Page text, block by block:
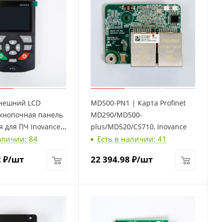
LCD
панель
для ПЧ Inovance,
84
₽/шт
MD500-PN1 | Карта Profinet
MD290/MD500-
plus/MD520/CS710, Inovance
Есть в наличии: 41
22 394.98 ₽/шт